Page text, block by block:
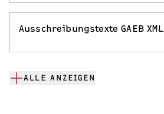
Ausschreibungstexte GAEB XML
ALLE ANZEIGEN